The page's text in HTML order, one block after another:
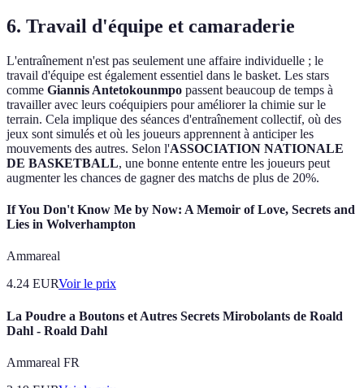
6. Travail d'équipe et camaraderie
L'entraînement n'est pas seulement une affaire individuelle ; le
travail d'équipe est également essentiel dans le basket. Les stars
comme Giannis Antetokounmpo passent beaucoup de temps à
travailler avec leurs coéquipiers pour améliorer la chimie sur le
terrain. Cela implique des séances d'entraînement collectif, où des
jeux sont simulés et où les joueurs apprennent à anticiper les
mouvements des autres. Selon l'ASSOCIATION NATIONALE
DE BASKETBALL, une bonne entente entre les joueurs peut
augmenter les chances de gagner des matchs de plus de 20%.
If You Don't Know Me by Now: A Memoir of Love, Secrets and
Lies in Wolverhampton
Ammareal
4.24 EURVoir le prix
La Poudre a Boutons et Autres Secrets Mirobolants de Roald
Dahl - Roald Dahl
Ammareal FR